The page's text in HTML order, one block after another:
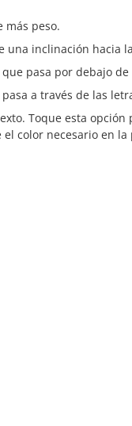
más peso.
una inclinación hacia
pasa por debajo de
a través de las
Toque esta
color necesario en la